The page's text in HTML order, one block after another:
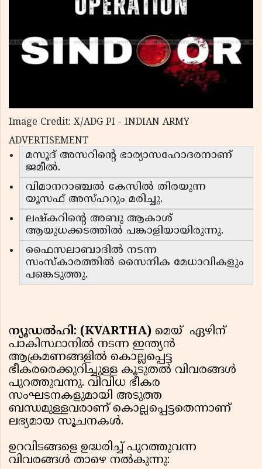
Image Credit: X/ADG PI - INDIAN ARMY
ADVERTISEMENT
മസൂദ് അസറിൻ്റെ ഭാര്യാസഹോദരനാണ്
ജമീൽ.
വിമാനറാഞ്ചൽ കേസിൽ തിരയുന്ന
യൂസഫ് അസ്ഹറും മരിച്ചു.
ലഷ്കറിൻ്റെ അബു ആകാശ്
ആയുധക്കടത്തിൽ പങ്കാളിയായിരുന്നു.
ഫൈസലാബാദിൽ നടന്ന
സംസ്കാരത്തിൽ സൈനിക മേധാവികളും
പങ്കെടുത്തു.
ന്യൂഡൽഹി: (KVARTHA) മെയ് ഏഴിന്
പാകിസ്ഥാനിൽ നടന്ന ഇന്ത്യൻ
ആക്രമണങ്ങളിൽ കൊല്ലപ്പെട്ട
ഭീകരരെക്കുറിച്ചുള്ള കൂടുതൽ വിവരങ്ങൾ
പുറത്തുവന്നു. വിവിധ ഭീകര
സംഘടനകളുമായി അടുത്ത
ബന്ധമുള്ളവരാണ് കൊല്ലപ്പെട്ടതെന്നാണ്
ലഭ്യമായ സൂചനകൾ.
ഉറവിടങ്ങളെ ഉദ്ധരിച്ച് പുറത്തുവന്ന
വിവരങ്ങൾ താഴെ നൽകുന്നു: